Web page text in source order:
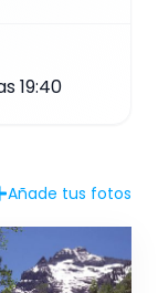
19:40
Añade tus fotos